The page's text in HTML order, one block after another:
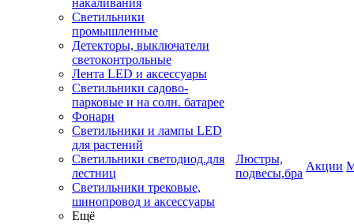
накаливания
Светильники
промышленные
Детекторы, выключатели
светоконтрольные
Лента LED и аксессуары
Светильники садово-
парковые и на солн. батарее
Фонари
Светильники и лампы LED
для растений
Светильники светодиод.для
лестниц
Светильники трековые,
шинопровод и аксессуары
Ещё
Люстры,
подвесы,бра
Акции